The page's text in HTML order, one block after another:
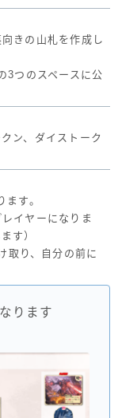
きの山札を作成し
3つのスペースに公
ン、ダイストーク
す。
イヤーになりま
す）
取り、自分の前に
ります